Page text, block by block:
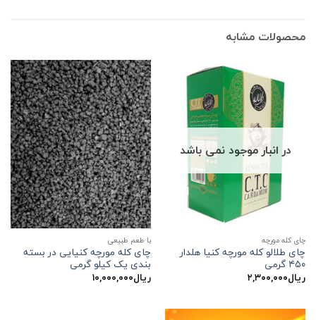
محصولات مشابه
در انبار موجود نمی باشد
چای کله مورچه
چای طلالو کله مورچه کنیا هلدار
۴۵۰ گرمی
ریال۲,۳۰۰,۰۰۰
با طعم طبیعی
چای کله مورچه کنیایی در بسته
بندی یک کیلو گرمی
ریال۱۰,۰۰۰,۰۰۰